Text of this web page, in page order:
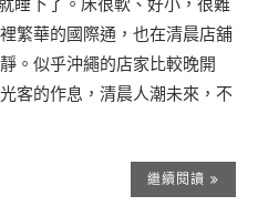
繁華的國際通，也在清晨店舖
。似乎沖繩的店家比較晚開
客的作息，清晨人潮未來，不
繼續閱讀